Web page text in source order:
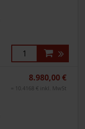
8.980,00 €
= 10.4168 € inkl. MwSt